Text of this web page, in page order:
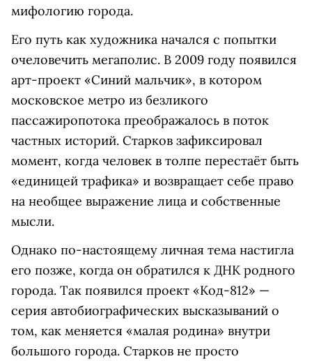
мифологию города.
Его путь как художника начался с попытки
очеловечить мегаполис. В 2009 году появился
арт-проект «Синий мальчик», в котором
московское метро из безликого
пассажиропотока преображалось в поток
частных историй. Старков зафиксировал
момент, когда человек в толпе перестаёт быть
«единицей трафика» и возвращает себе право
на необщее выражение лица и собственные
мысли.
Однако по-настоящему личная тема настигла
его позже, когда он обратился к ДНК родного
города. Так появился проект «Код-812» —
серия автобиографических высказываний о
том, как меняется «малая родина» внутри
большого города. Старков не просто